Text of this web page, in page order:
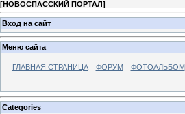
[НОВОСПАССКИЙ ПОРТАЛ]
Вход на сайт
Меню сайта
ГЛАВНАЯ СТРАНИЦА ФОРУМ ФОТОАЛЬБОМ
Categories